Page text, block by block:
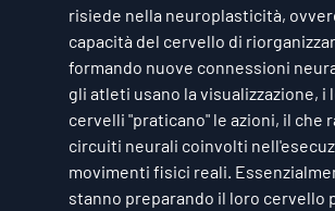
risiede nella neuroplasticità,
capacità del cervello di
formando nuove connessioni
gli atleti usano la visualizzazione, i
cervelli "praticano" le azioni, il che
circuiti neurali coinvolti
movimenti fisici reali.
stanno preparando il loro cervello